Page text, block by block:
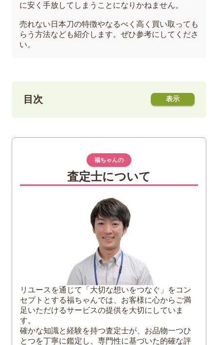
に安く手放してしまうことになりかねません。
売れない日本刀の特徴やなるべく高く買い取っても
らう方法なども紹介します。ぜひ参考にしてくださ
い。
目次
時代別｜日本刀の区分
日本刀の買取価格は？
日本刀の価値を決めるポイント
姿（すがた）・反り
地鉄・鍛造
刃文（はもん）
茎（なかご）と銘（めい）
売れない日本刀の特徴
銃砲刀剣類登録証がない
錆が酷い
5 無銘の日本刀は買い取ってもらえる？
6
法
福ちゃんの
査定士について
リユースを通じて「大切な想いをつなぐ」をコン
セプトとする福ちゃんでは、お客様に心からご満
足いただけるサービスの提供を大切にしていま
す。
確かな知識と経験を持つ査定士が、お品物一つひ
とつを丁寧に鑑定し、専門性に基づいた的確な評